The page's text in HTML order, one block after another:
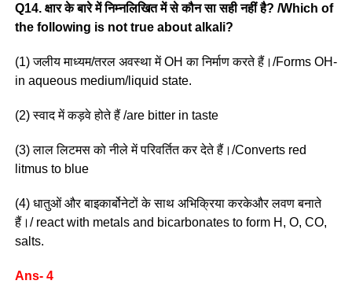
Q14. क्षार के बारे में निम्नलिखित में से कौन सा सही नहीं है? /Which of
the following is not true about alkali?
(1) जलीय माध्यम/तरल अवस्था में OH का निर्माण करते हैं।/Forms OH-
in aqueous medium/liquid state.
(2) स्वाद में कड़वे होते हैं /are bitter in taste
(3) लाल लिटमस को नीले में परिवर्तित कर देते हैं।/Converts red
litmus to blue
(4) धातुओं और बाइकार्बोनेटों के साथ अभिक्रिया करकेऔर लवण बनाते
हैं।/ react with metals and bicarbonates to form H, O, CO,
salts.
Ans- 4